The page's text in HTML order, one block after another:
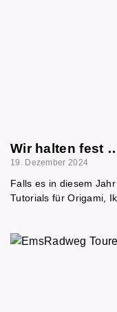
Wir halten fest
19. Dezember 2024
Falls es in diesem
Tutorials für Origami,